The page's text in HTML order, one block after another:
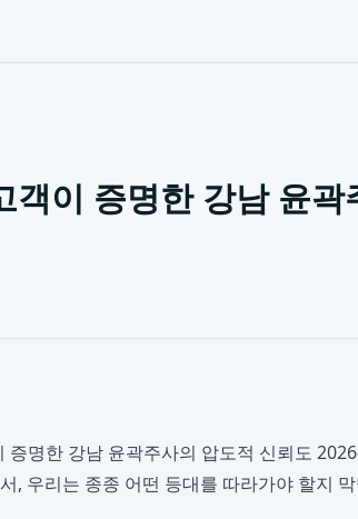
객이 증명한 강남 윤곽
증명한 강남 윤곽주사의 압도적 신뢰도
, 우리는 종종 어떤 등대를 따라가야 할지